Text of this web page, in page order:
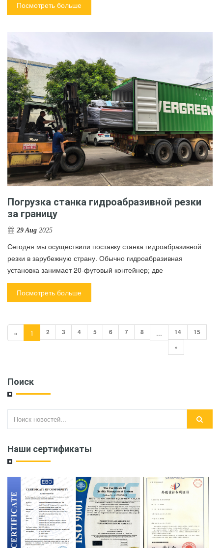
Посмотреть больше
Погрузка станка гидроабразивной резки
за границу
29 Aug 2025
Сегодня мы осуществили поставку станка гидроабразивной
резки в зарубежную страну. Обычно гидроабразивная
установка занимает 20-футовый контейнер; две
Посмотреть больше
« 1 2 3 4 5 6 7 8 ... 14
15
»
Поиск
Наши сертификаты